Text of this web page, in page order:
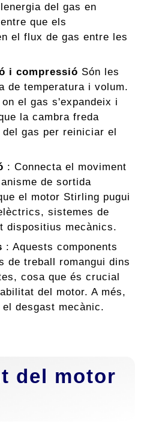
del gas en
que els
el flux de gas entre les
i compressió Són les
de temperatura i volum.
el gas s'expandeix i
la cambra freda
gas per reiniciar el
: Connecta el moviment
de sortida
el motor Stirling pugui
sistemes de
dispositius mecànics.
: Aquests components
de treball romangui dins
cosa que és crucial
del motor. A més,
desgast mecànic.
del motor